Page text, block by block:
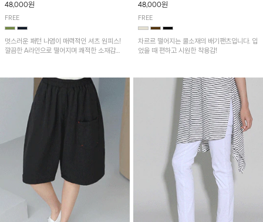
48,000원
FREE
멋스러운 패턴 나염이 매력적인 셔츠 원피스!
깔끔한 A라인으로 떨어지며 쾌적한 소재감으
48,000원
FREE
차르르 떨어지는 쿨소재의 배기팬츠입니다. 입
었을 때 편하고 시원한 착용감!